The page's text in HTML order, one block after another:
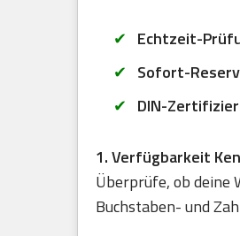
Echtzeit-
Sofort-
DIN-
1. Verfügbarkeit
Überprüfe, ob deine
Buchstaben- und